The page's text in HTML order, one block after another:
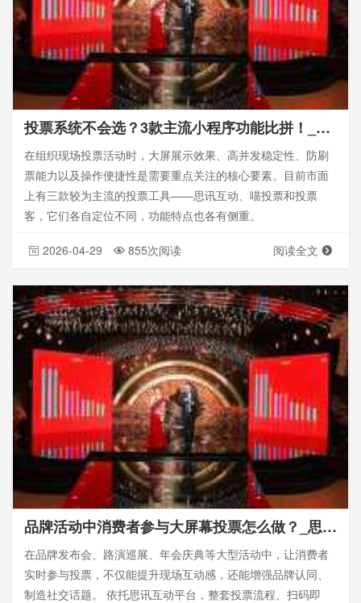
投票系统不会选？3款主流小程序功能比拼！_现场投票
在组织现场投票活动时，大屏展示效果、高并发稳定性、防刷
票能力以及操作便捷性是需要重点关注的核心要素。目前市面
上有三款较为主流的投票工具——思讯互动、喵投票和投票
客，它们各自定位不同，功能特点也各有侧重。
2026-04-29 855次阅读 阅读全文
品牌活动中消费者参与大屏幕投票怎么做？_思讯互动
在品牌发布会、路演巡展、年会庆典等大型活动中，让消费者
实时参与投票，不仅能提升现场互动感，还能增强品牌认同、
制造社交话题。 依托思讯互动平台，整套投票流程、扫码即